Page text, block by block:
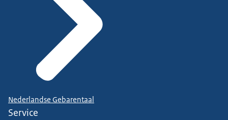
Nederlandse Gebarentaal
Service